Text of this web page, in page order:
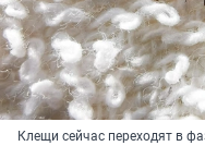
Клещи сейчас переходят в